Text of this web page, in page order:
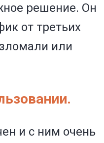
решение. Он
от третьих
или
и с ним очень